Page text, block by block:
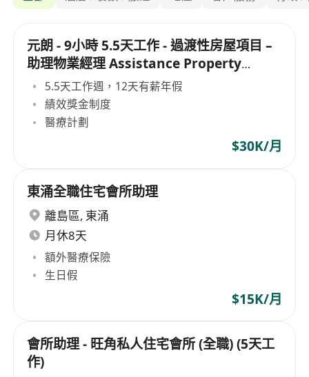
元朗 - 9小時 5.5天工作 - 過渡性房屋項目 –
助理物業經理 Assistance Property
Manager
5.5天工作週，12天有薪年假
績效獎金制度
醫療計劃
$30K/月
東涌全職住宅會所助理
離島區, 東涌
月休8天
額外醫療保險
生日假
$15K/月
會所助理 - 旺角私人住宅會所 (全職) (5天工
作)